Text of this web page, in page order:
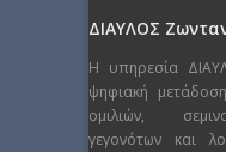
ΔΙΑΥΛΟΣ
Η υπηρεσία
ψηφιακή
ομιλιών,
γεγονότων και